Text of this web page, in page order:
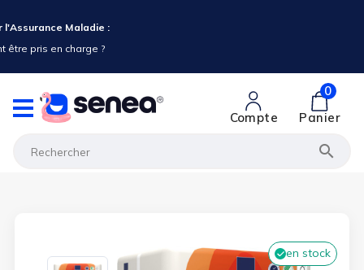
l'Assurance Maladie :
être pris en charge ?

Compte
0
Panier
en stock